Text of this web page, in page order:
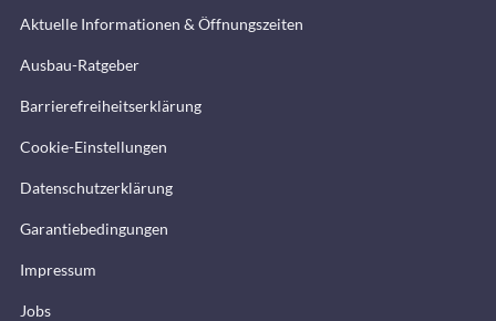
Aktuelle Informationen & Öffnungszeiten
Ausbau-Ratgeber
Barrierefreiheitserklärung
Cookie-Einstellungen
Datenschutzerklärung
Garantiebedingungen
Impressum
Jobs